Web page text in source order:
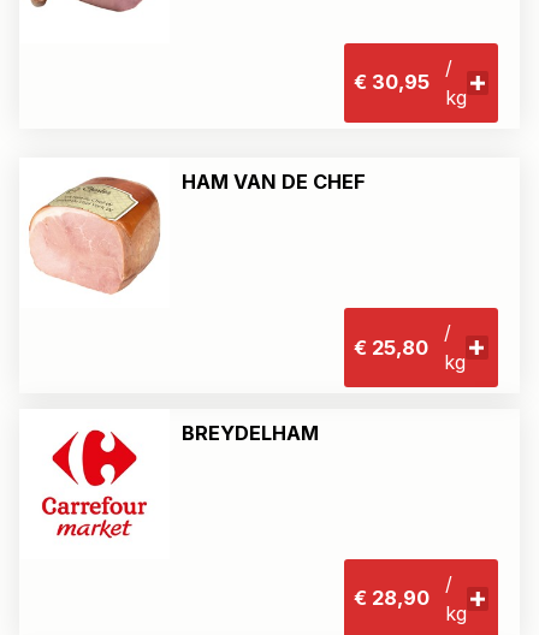
€ 30,95
/
kg
HAM VAN DE CHEF
€ 25,80
/
kg
BREYDELHAM
€ 28,90
/
kg